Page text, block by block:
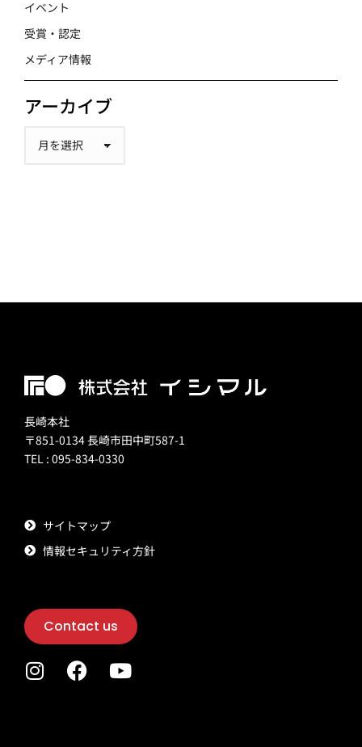
イベント
受賞・認定
メディア情報
アーカイブ
長崎本社
〒851-0134 長崎市田中町587-1
TEL : 095-834-0330
サイトマップ
情報セキュリティ方針
Contact us